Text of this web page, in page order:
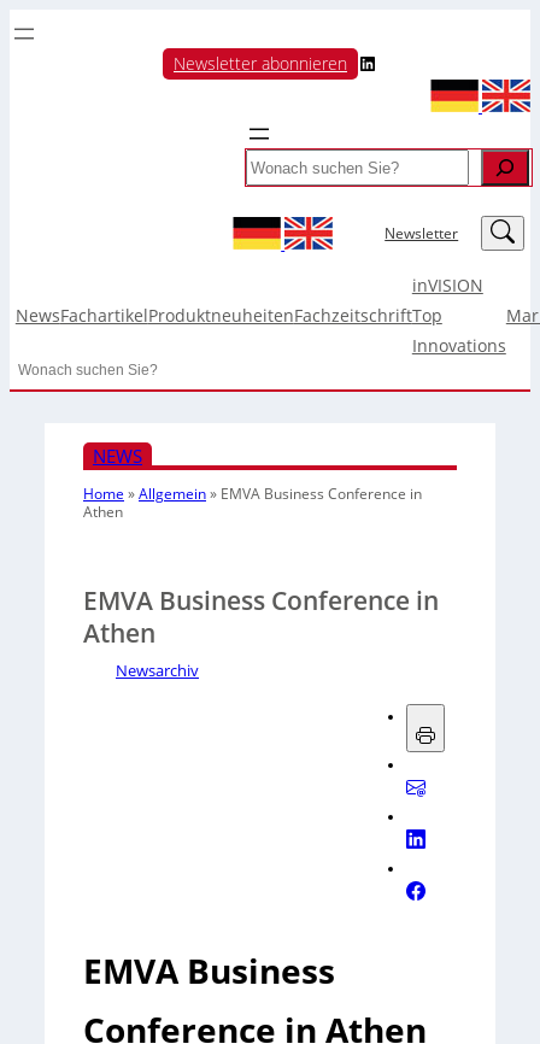
Newsletter abonnieren LinkedIn
Search
Newsletter LinkedIn
NewsFachartikelProduktneuheitenFachzeitschrift
inVISION
Top
Innovations
Search
NEWS
Home »Allgemein» EMVA Business Conference in
Athen
EMVA Business Conference in
Athen
Newsarchiv
EMVA Business
Conference in Athen